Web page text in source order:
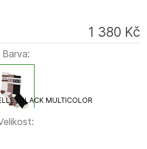
1 380 Kč
Barva:
/ BLACK MULTICOLOR